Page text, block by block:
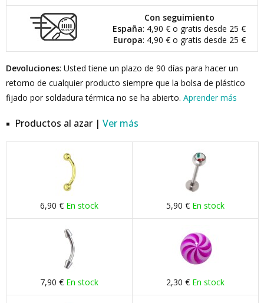
Con seguimiento
España: 4,90 € o gratis desde 25 €
Europa: 4,90 € o gratis desde 25 €
Devoluciones: Usted tiene un plazo de 90 días para hacer un
retorno de cualquier producto siempre que la bolsa de plástico
fijado por soldadura térmica no se ha abierto. Aprender más
Productos al azar | Ver más
6,90 € En stock 5,90 € En stock
7,90 € En stock 2,30 € En stock